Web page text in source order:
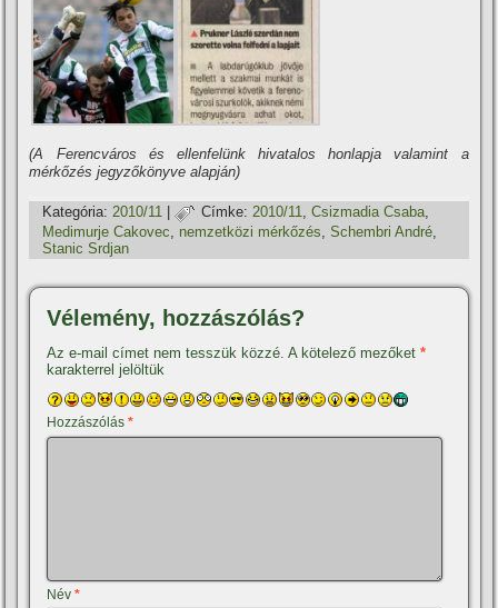
(A Ferencváros és ellenfelünk hivatalos honlapja valamint a
mérkőzés jegyzőkönyve alapján)
Kategória: 2010/11 | Címke: 2010/11,Csizmadia Csaba,
Medimurje Cakovec
nemzetközi mérkőzés ,Schembri André
Stanic Srdjan
Vélemény, hozzászólás?
Az e-mail címet nem tesszük közzé. A kötelező mezőket*
karakterrel jelöltük
Hozzászólás*
Név*